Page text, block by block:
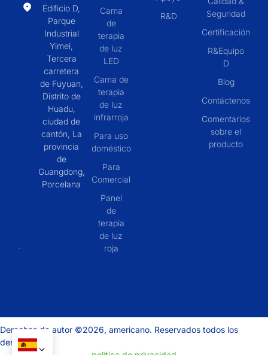
Edificio D,
Parque
Industrial
Yimei,
Tercera
carretera
de Fuyuan,
Distrito de
Huadu,
ciudad de
cantón, La
provincia
de
Guangdong,
Porcelana
Cama
de
terapia
de luz
LED
Cama de
terapia
de luz
infrarroja
Para uso
doméstico
Para
Comercial
Panel
de
terapia
de luz
roja
R&D
Seguridad
Certificación
R&Equipo
D
Blog
Contáctenos
Comentarios
sobre el
producto
Derechos de autor ©2026, americano. Reservados todos los
derechos.